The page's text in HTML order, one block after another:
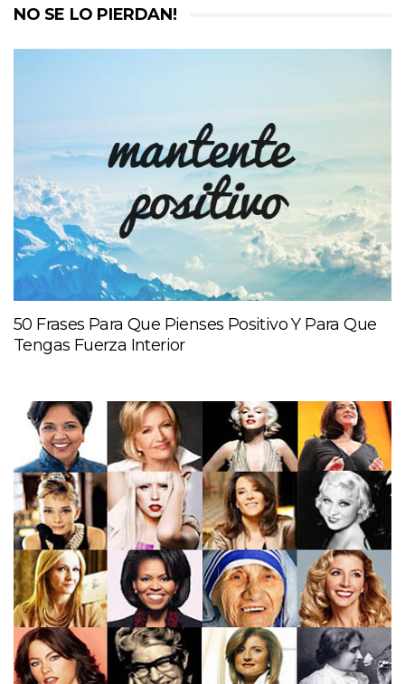
NO SE LO PIERDAN!
50 Frases Para Que Pienses Positivo Y Para Que
Tengas Fuerza Interior